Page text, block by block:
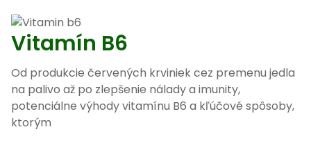
Vitamín B6
Od produkcie červených krviniek cez premenu jedla
na palivo až po zlepšenie nálady a imunity,
potenciálne výhody vitamínu B6 a kľúčové spôsoby,
ktorým